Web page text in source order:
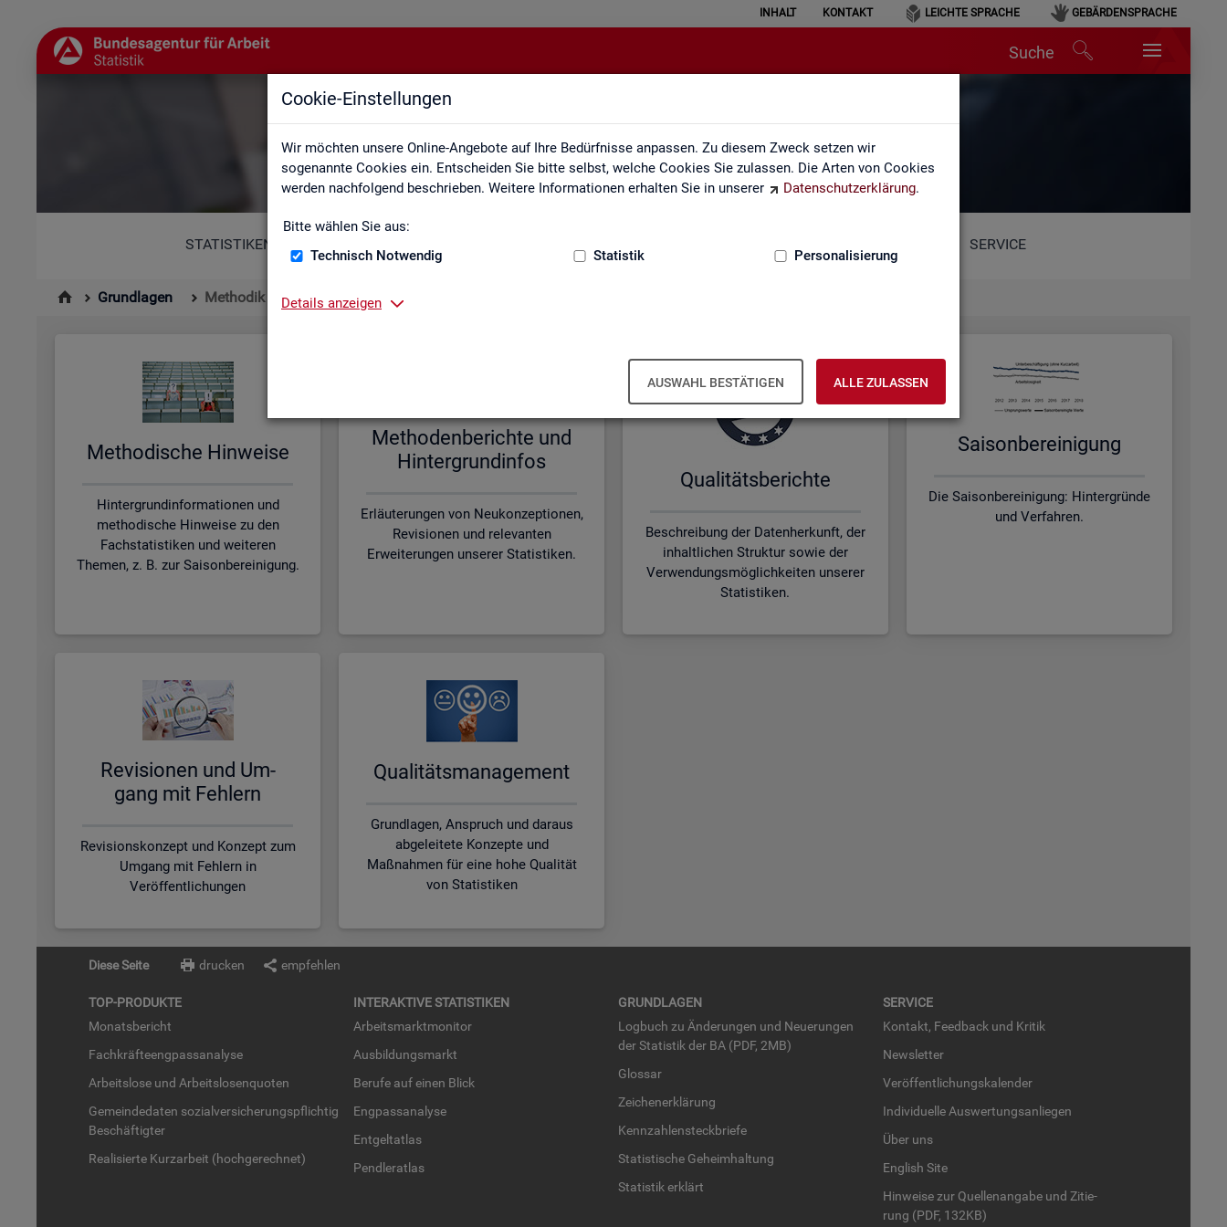
Cookie-Einstellungen
Wir möchten unsere Online-Angebote auf Ihre Bedürfnisse anpassen. Zu diesem Zweck setzen wir
sogenannte Cookies ein. Entscheiden Sie bitte selbst, welche Cookies Sie zulassen. Die Arten von Cookies
werden nachfolgend beschrieben. Weitere Informationen erhalten Sie in unserer
Datenschutzerklärung.
Bitte wählen Sie aus:
Technisch Notwendig
Statistik Personalisierung
Details anzeigen
AUSWAHL BESTÄTIGEN ALLE ZULASSEN
INHALT KONTAKT LEICHTE SPRACHE GEBÄRDENSPRACHE
Suche
Methodik und Qualität
STATISTIKEN SERVICE
Grundlagen Methodik und Qualität
Me­tho­di­sche Hin­wei­se
Hintergrundinformationen und
methodische Hinweise zu den
Fachstatistiken und weiteren
Themen, z. B. zur Saisonbereinigung.
Me­tho­den­be­rich­te und
Hin­ter­grund­in­fos
Erläuterungen von Neukonzeptionen,
Revisionen und relevanten
Erweiterungen unserer Statistiken.
Qua­li­täts­be­rich­te
Beschreibung der Datenherkunft, der
inhaltlichen Struktur sowie der
Verwendungsmöglichkeiten unserer
Statistiken.
Sai­son­be­rei­ni­gung
Die Saisonbereinigung: Hintergründe
und Verfahren.
Re­vi­sio­nen und Um­
gang mit Feh­lern
Revisionskonzept und Konzept zum
Umgang mit Fehlern in
Veröffentlichungen
Qua­li­täts­ma­nage­ment
Grundlagen, Anspruch und daraus
abgeleitete Konzepte und
Maßnahmen für eine hohe Qualität
von Statistiken
Diese Seite drucken empfehlen
TOP-PRO­DUK­TE
Mo­nats­be­richt
Fach­kräf­te­eng­pass­ana­ly­se
Ar­beits­lo­se und Ar­beits­lo­sen­quo­ten
Ge­mein­de­da­ten so­zi­al­ver­si­che­rungs­pflich­tig
Be­schäf­tig­ter
Rea­li­sier­te Kurz­ar­beit (hoch­ge­rech­net)
IN­TER­AK­TI­VE STA­TIS­TI­KEN
Ar­beits­markt­mo­ni­tor
Aus­bil­dungs­markt
Be­ru­fe auf einen Blick
Eng­pass­ana­ly­se
Ent­gel­t­at­las
Pend­ler­at­las
GRUND­LA­GEN
Log­buch zu Än­de­run­gen und Neue­run­gen
der Sta­tis­tik der BA (PDF, 2MB)
Glos­sar
Zei­chen­er­klä­rung
Kenn­zah­len­steck­brie­fe
Sta­tis­ti­sche Ge­heim­hal­tung
Sta­tis­tik er­klärt
SER­VICE
Kon­takt, Feed­back und Kri­tik
News­let­ter
Ver­öf­fent­li­chungs­ka­len­der
In­di­vi­du­el­le Aus­wer­tungs­an­lie­gen
Über uns
English Site
Hin­wei­se zur Quel­len­an­ga­be und Zi­tie­
rung (PDF, 132KB)